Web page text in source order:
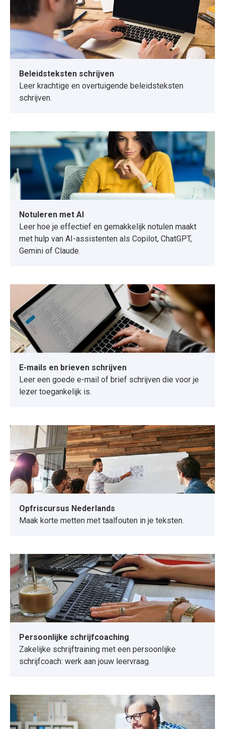
Beleidsteksten schrijven
Leer krachtige en overtuigende beleidsteksten
schrijven.
Notuleren met AI
Leer hoe je effectief en gemakkelijk notulen maakt
met hulp van AI-assistenten als Copilot, ChatGPT,
Gemini of Claude.
E-mails en brieven schrijven
Leer een goede e-mail of brief schrijven die voor je
lezer toegankelijk is.
Opfriscursus Nederlands
Maak korte metten met taalfouten in je teksten.
Persoonlijke schrijfcoaching
Zakelijke schrijftraining met een persoonlijke
schrijfcoach: werk aan jouw leervraag.